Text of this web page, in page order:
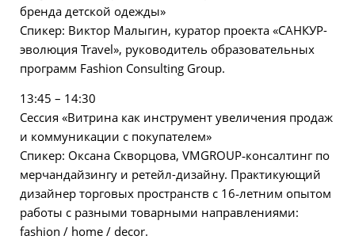
бренда детской одежды»
Спикер: Виктор Малыгин, куратор проекта «САНКУР-
эволюция Travel», руководитель образовательных
программ Fashion Consulting Group.
13:45 – 14:30
Сессия «Витрина как инструмент увеличения продаж
и коммуникации с покупателем»
Спикер: Оксана Скворцова, VMGROUP‑консалтинг по
мерчандайзингу и ретейл-дизайну. Практикующий
дизайнер торговых пространств с 16‑летним опытом
работы с разными товарными направлениями:
fashion / home / decor.